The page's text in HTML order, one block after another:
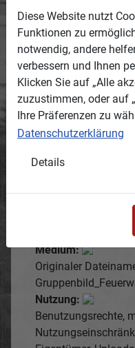
Entstanden:
Termin oder
entstanden ist.
1910
geschätzt
Kommentare:
Erfasser eingestellt
Medium:
Originaler
Nutzung:
Benutzungsrechte,
Diese Website nutzt
Funktionen zu
notwendig, andere
verbessern und Ihnen
Klicken Sie auf „Alle
zuzustimmen, oder auf
Ihre Präferenzen zu
Datenschutzerklärung
Details